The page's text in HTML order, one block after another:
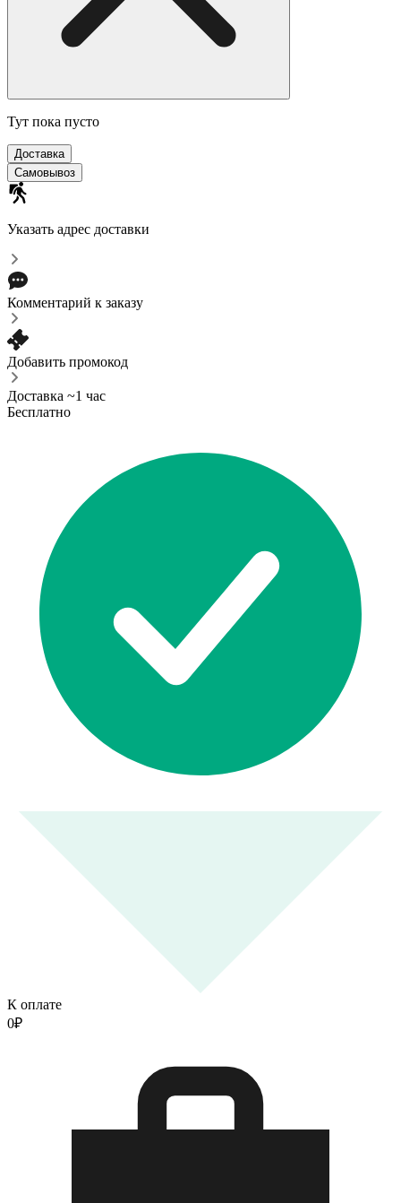
Тут пока пусто
Доставка
Самовывоз
Указать адрес доставки
Комментарий к заказу
Добавить промокод
Доставка ~1 час
Бесплатно
К оплате
0₽